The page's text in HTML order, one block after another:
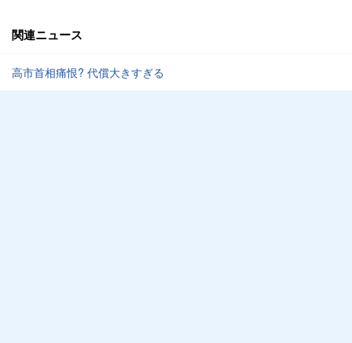
関連ニュース
高市首相痛恨? 代償大きすぎる